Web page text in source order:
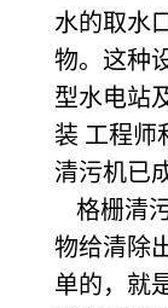
水的取水
物。这种
型水电站
装 工程师
清污机已
格栅清
物给清除
单的，就